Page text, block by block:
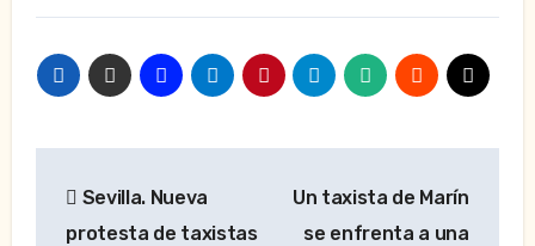
de
Sevilla. Nueva
protesta de taxistas
Un taxista de Marín
se enfrenta a una